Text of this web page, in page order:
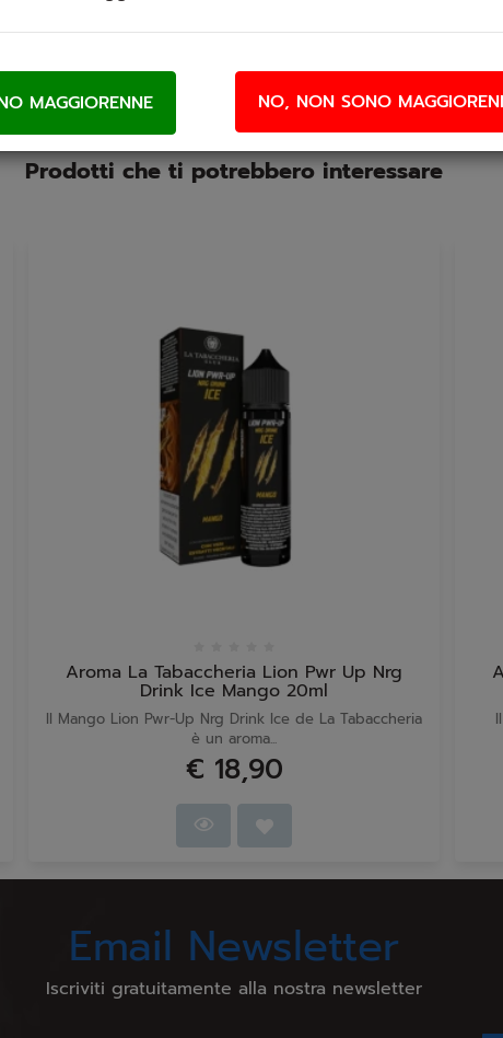
Prodotti che ti potrebbero interessare
Aroma La Tabaccheria Lion Pwr Up Nrg
Drink Ice Mango 20ml
Il Mango Lion Pwr-Up Nrg Drink Ice de La Tabaccheria
è un aroma...
€ 18,90
Email Newsletter
Iscriviti gratuitamente alla nostra newsletter
NO, NON SONO